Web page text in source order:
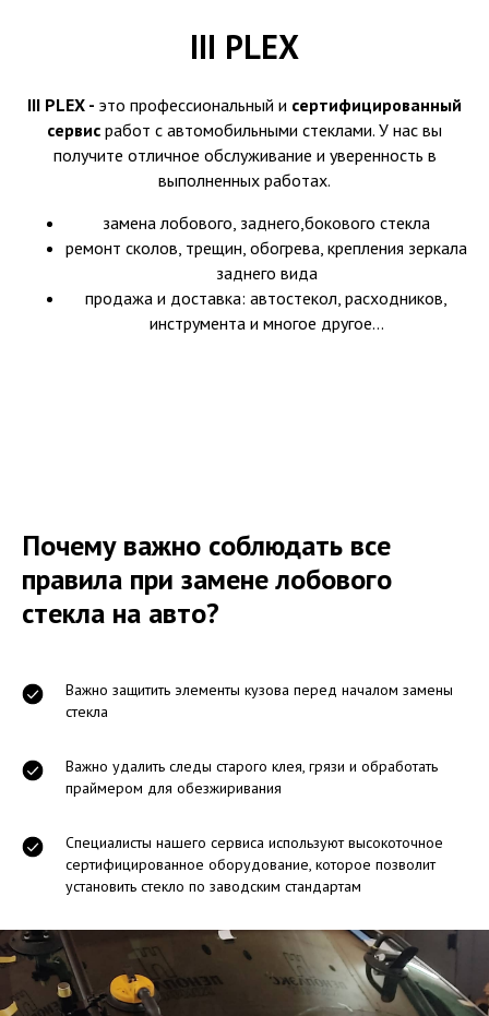
III PLEX
III PLEX - это профессиональный и сертифицированный
сервис работ с автомобильными стеклами. У нас вы
получите отличное обслуживание и уверенность в
выполненных работах.
замена лобового, заднего,бокового стекла
ремонт сколов, трещин, обогрева, крепления зеркала
заднего вида
продажа и доставка: автостекол, расходников,
инструмента и многое другое...
Почему важно соблюдать все
правила при замене лобового
стекла на авто?
Важно защитить элементы кузова перед началом замены
стекла
Важно удалить следы старого клея, грязи и обработать
праймером для обезжиривания
Специалисты нашего сервиса используют высокоточное
сертифицированное оборудование, которое позволит
установить стекло по заводским стандартам